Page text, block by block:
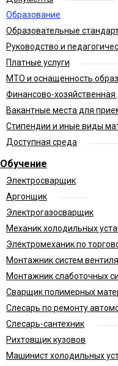
Образование
Образовательные
Руководство и
Платные услуги
МТО и оснащенность
Финансово-хозяйственная
Вакантные места для
Стипендии и иные виды
Доступная среда
Обучение
Электросварщик
Аргонщик
Электрогазосварщик
Механик холодильных
Электромеханик по
Монтажник систем
Монтажник слаботочных
Сварщик полимерных
Слесарь по ремонту
Слесарь-сантехник
Рихтовщик кузовов
Машинист холодильных